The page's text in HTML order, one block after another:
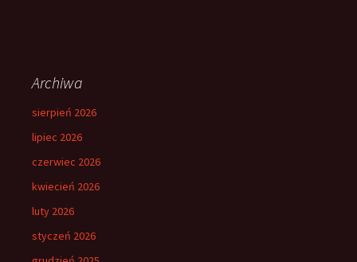
Archiwa
sierpień 2026
lipiec 2026
czerwiec 2026
kwiecień 2026
luty 2026
styczeń 2026